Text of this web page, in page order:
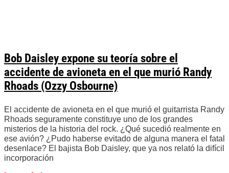
Bob Daisley expone su teoría sobre el
accidente de avioneta en el que murió Randy
Rhoads (Ozzy Osbourne)
El accidente de avioneta en el que murió el guitarrista Randy
Rhoads seguramente constituye uno de los grandes
misterios de la historia del rock. ¿Qué sucedió realmente en
ese avión? ¿Pudo haberse evitado de alguna manera el fatal
desenlace? El bajista Bob Daisley, que ya nos relató la difícil
incorporación